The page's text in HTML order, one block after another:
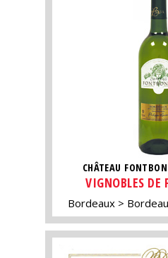
CHÂTEAU
VIGNOBLES DE
Bordeaux